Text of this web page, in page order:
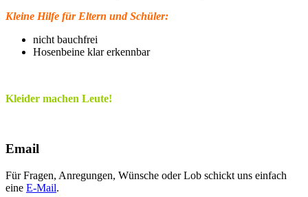
Kleine Hilfe für Eltern und Schüler:
nicht bauchfrei
Hosenbeine klar erkennbar
Kleider machen Leute!
Email
Für Fragen, Anregungen, Wünsche oder Lob schickt uns einfach
eine E-Mail.